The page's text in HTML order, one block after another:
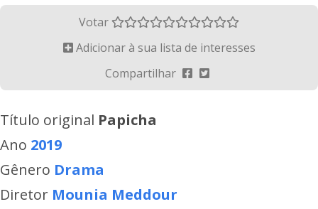
Votar
Adicionar à sua lista de interesses
Compartilhar
Título original Papicha
Ano 2019
Gênero Drama
Diretor Mounia Meddour